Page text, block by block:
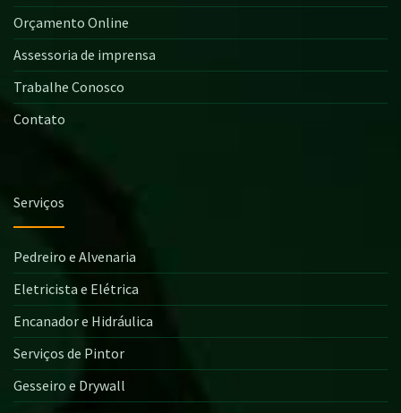
Orçamento Online
Assessoria de imprensa
Trabalhe Conosco
Contato
Serviços
Pedreiro e Alvenaria
Eletricista e Elétrica
Encanador e Hidráulica
Serviços de Pintor
Gesseiro e Drywall